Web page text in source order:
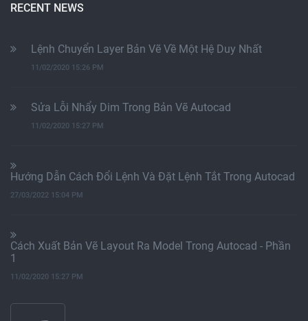
RECENT NEWS
Lệnh Chuyển Layer Bản Vẽ Về Một Hệ Duy Nhất
11/02/2020 15:26 PM
Sửa Lỗi Nhẩy Dim Trong Bản Vẽ Autocad
11/02/2020 15:27 PM
Hướng Dẫn Cách Đổi Lệnh Và Đặt Lệnh Tắt Trong Autocad
27/03/2022 15:04 PM
Cách Xuất Bản Vẽ Layout Ra Model Trong Autocad - Phần
1
11/02/2020 15:27 PM